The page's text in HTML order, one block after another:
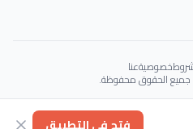
خصوصيةعنا
Powered